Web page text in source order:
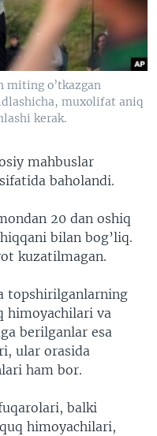
miting o’tkazgan
muxolifat aniq
kerak.
mahbuslar
baholandi.
20 dan oshiq
bilan bog’liq.
kuzatilmagan.
topshirilganlarning
himoyachilari va
berilganlar esa
ular orasida
ham bor.
balki
himoyachilari,